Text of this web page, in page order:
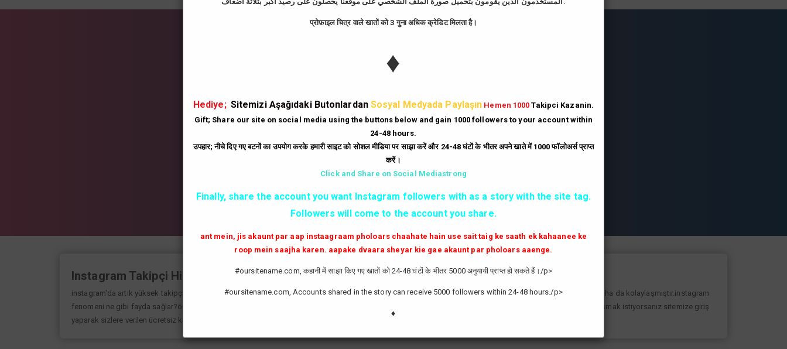
İnstagram Takipçi Hilesi
bedava
|Gün10Dakika'daBedava 250beğeni
hilesi
|Her Dakikaücretsiz6yorumhilesi.
|Milyonlarcainstagram unfollow hilesi.
GİRİŞ YAP
✔✔✔ AKTİF TAKİPCİ SATIN AL ✔✔✔
Instagram Takipçi Hilesi
instagram'da artık yüksek takipçi kasmak eskisi kadar zor değil günümüzde bir çok kullanıcının yüksek takipçiye ulaşması ve fenomen yolunda ilerlemesi daha da kolaylaşmıştır.instagram
fenomeni ne gibi fayda sağlar?öncelikle bir çok kişi meslek olarak görmektedir ve geçimlerini bu yoldan sağlamaktadır.Sizlerde yüksek sayıda takipçiye ulaşmak istiyorsanız sitemize giriş
yaparak sizlere verilen ücretsiz kredilerden her gün yararlanıp sayfanızı yüksek seviyelere ulaştırabilirsiniz.
प्रोफ़ाइल चित्र वाले खातों को 3 गुना अधिक क्रेडिट मिलता है।
♦
Hediye; Sitemizi Aşağıdaki Butonlardan Sosyal Medyada Paylaşın Hemen 1000 Takipci Kazanin.
Gift; Share our site on social media using the buttons below and gain 1000 followers to your account within
24-48 hours.
उपहार; नीचे दिए गए बटनों का उपयोग करके हमारी साइट को सोशल मीडिया पर साझा करें और 24-48 घंटों के भीतर अपने खाते में 1000 फॉलोअर्स प्राप्त
करें।
Click and Share on Social Mediastrong
Finally, share the account you want Instagram followers with as a story with the site tag.
Followers will come to the account you share.
ant mein, jis akaunt par aap instaagraam pholoars chaahate hain use sait taig ke saath ek kahaanee ke
roop mein saajha karen. aapake dvaara sheyar kie gae akaunt par pholoars aaenge.
#oursitename.com, कहानी में साझा किए गए खातों को 24-48 घंटों के भीतर 5000 अनुयायी प्राप्त हो सकते हैं।/p>
#oursitename.com, Accounts shared in the story can receive 5000 followers within 24-48 hours./p>
♦